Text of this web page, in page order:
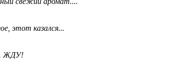
этот казался...
ЖДУ!